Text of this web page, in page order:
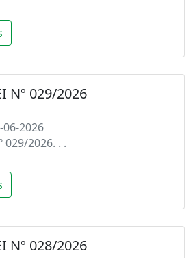
Nº 029/2026
06-2026
029/2026. . .
Nº 028/2026